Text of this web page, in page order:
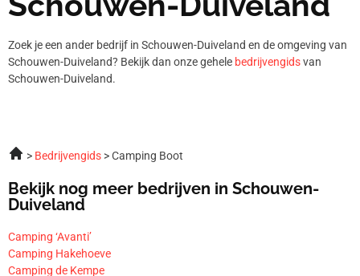
Zoek je een ander bedrijf in Schouwen-Duiveland en de omgeving van
Schouwen-Duiveland? Bekijk dan onze gehele bedrijvengidsvan
Schouwen-Duiveland.
Bedrijvengids Camping Boot
Bekijk nog meer bedrijven in Schouwen-
Duiveland
Camping ‘Avanti’
Camping Hakehoeve
Camping de Kempe